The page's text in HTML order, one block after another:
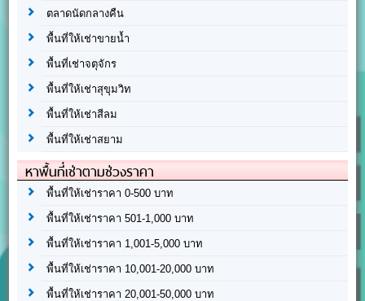
ตลาดนัดกลางคืน
พื้นที่ให้เช่าขายน้ำ
พื้นที่เช่าจตุจักร
พื้นที่ให้เช่าสุขุมวิท
พื้นที่ให้เช่าสีลม
พื้นที่ให้เช่าสยาม
หาพื้นที่เช่าตามช่วงราคา
พื้นที่ให้เช่าราคา 0-500 บาท
พื้นที่ให้เช่าราคา 501-1,000 บาท
พื้นที่ให้เช่าราคา 1,001-5,000 บาท
พื้นที่ให้เช่าราคา 10,001-20,000 บาท
พื้นที่ให้เช่าราคา 20,001-50,000 บาท